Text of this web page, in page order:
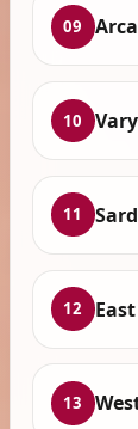
09
10
11
12
13